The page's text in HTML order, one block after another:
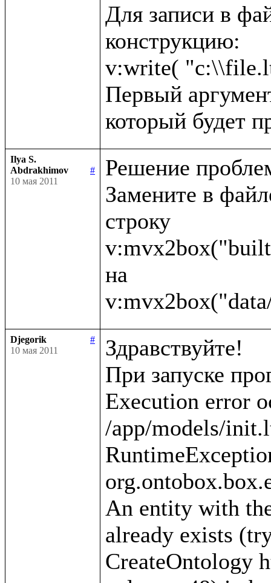
Для записи в
конструкцию:
v:write(
Первый
Ilya S.
Abdrakhimov
#
10 мая 2011
Решение
Замените в
строку
на
Djegorik
#
10 мая 2011
Здравствуйте!
При запуске
Execution error
/app/models/
An entity with
already exists
CreateOntology